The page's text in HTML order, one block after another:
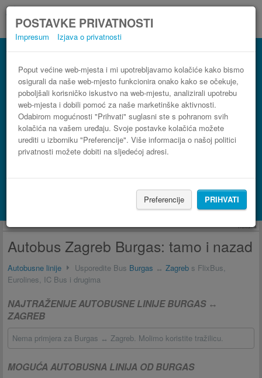
POSTAVKE PRIVATNOSTI
Impresum Izjava o privatnosti
Poput većine web-mjesta i mi upotrebljavamo kolačiće kako bismo
osigurali da naše web-mjesto funkcionira onako kako se očekuje,
poboljšali korisničko iskustvo na web-mjestu, analizirali upotrebu
web-mjesta i dobili pomoć za naše marketinške aktivnosti.
Odabirom mogućnosti "Prihvati" suglasni ste s pohranom svih
kolačića na vašem uređaju. Svoje postavke kolačića možete
urediti u izborniku "Preferencije". Više informacija o našoj politici
privatnosti možete dobiti na sljedećoj adresi.
Preferencije PRIHVATI
Autobus Burgas Zagreb
3 koraka do najpovoljnije autobusne karte
Potraži smještaj s Booking.com
Reklama
Autobus Zagreb Burgas: tamo i nazad
Autobusne linije Usporedite Bus Burgas ↔ Zagreb s FlixBus,
Eurolines, IC Bus i drugima
NAJTRAŽENIJE AUTOBUSNE LINIJE BURGAS ↔
ZAGREB
Nema primjera za Burgas ↔ Zagreb. Molimo koristite tražilicu.
MOGUĆA AUTOBUSNA LINIJA OD BURGAS